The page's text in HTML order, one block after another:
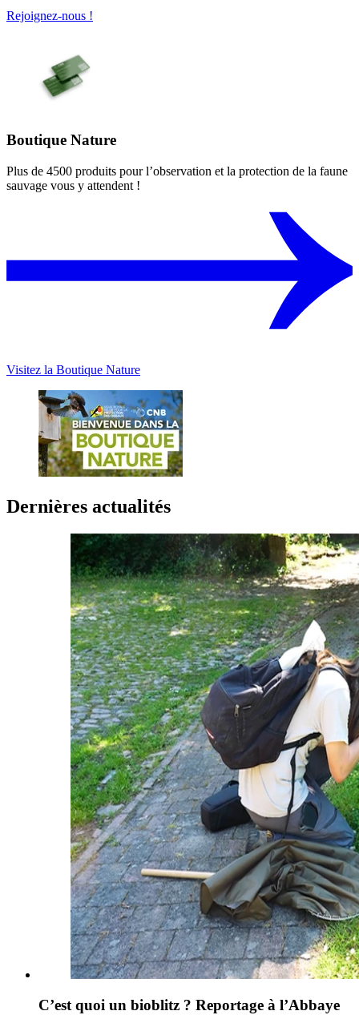
Rejoignez-nous !
Boutique Nature
Plus de 4500 produits pour l’observation et la protection de la faune
sauvage vous y attendent !
Visitez la Boutique Nature
Dernières actualités
C’est quoi un bioblitz ? Reportage à l’Abbaye